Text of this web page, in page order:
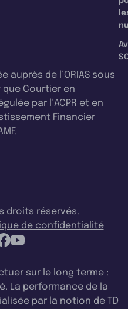
auprès de l’ORIAS sous
que Courtier en
par l’ACPR et en
Financier
droits réservés.
de confidentialité
sur le long terme :
La performance de la
par la notion de TD